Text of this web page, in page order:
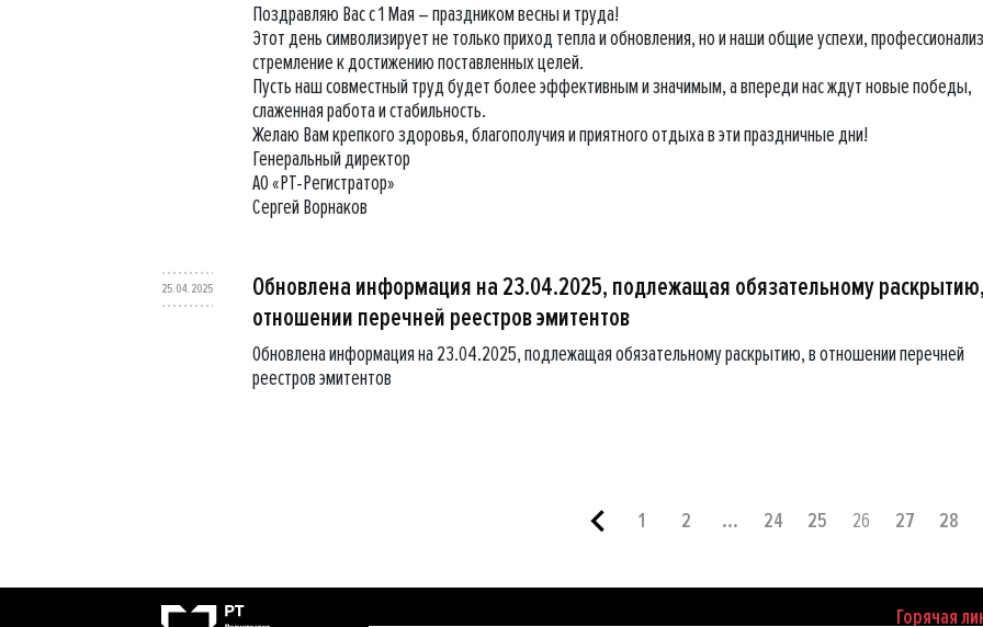
Поздравляю Вас с 1 Мая – праздником весны и труда!
Этот день символизирует не только приход тепла и обновления, но и наши общие успехи,
стремление к достижению поставленных целей.
Пусть наш совместный труд будет более эффективным и значимым, а впереди нас ждут новые победы,
слаженная работа и стабильность.
Желаю Вам крепкого здоровья, благополучия и приятного отдыха в эти праздничные дни!
Генеральный директор
АО «РТ-Регистратор»
Сергей Ворнаков
25.04.2025
Обновлена информация на 23.04.2025, подлежащая обязательному
отношении перечней реестров эмитентов
Обновлена информация на 23.04.2025, подлежащая обязательному раскрытию, в отношении перечней
реестров эмитентов
1 2 ... 24 25 26 27 28
Горячая